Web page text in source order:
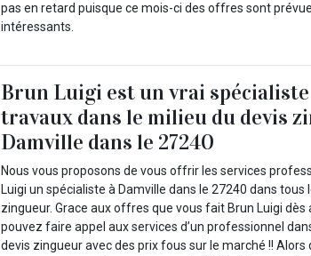
pas en retard puisque ce mois-ci des offres sont
intéressants.
Brun Luigi est un vrai spécialiste
travaux dans le milieu du devis
Damville dans le 27240
Nous vous proposons de vous offrir les services
Luigi un spécialiste à Damville dans le 27240 dans tous
zingueur. Grace aux offres que vous fait Brun Luigi dès
pouvez faire appel aux services d’un professionnel
devis zingueur avec des prix fous sur le marché !!